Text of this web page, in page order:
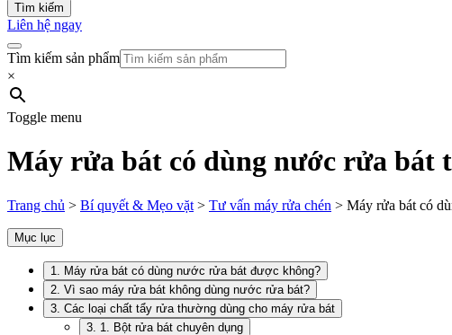
Tìm kiếm
Liên hệ ngay
Tìm kiếm sản phẩm
×
Toggle menu
Máy rửa bát có dùng nước rửa bát
Trang chủ > Bí quyết & Mẹo vặt > Tư vấn máy rửa chén > Máy rửa bát có
Mục lục
1. Máy rửa bát có dùng nước rửa bát được không?
2. Vì sao máy rửa bát không dùng nước rửa bát?
3. Các loại chất tẩy rửa thường dùng cho máy rửa bát
3. 1. Bột rửa bát chuyên dụng